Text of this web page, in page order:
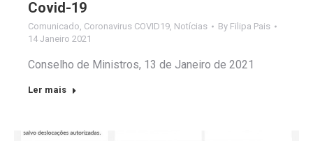
Covid-19
Comunicado Coronavirus COVID19 Notícias By Filipa Pais
14 Janeiro 2021
Conselho de Ministros, 13 de Janeiro de 2021
Ler mais